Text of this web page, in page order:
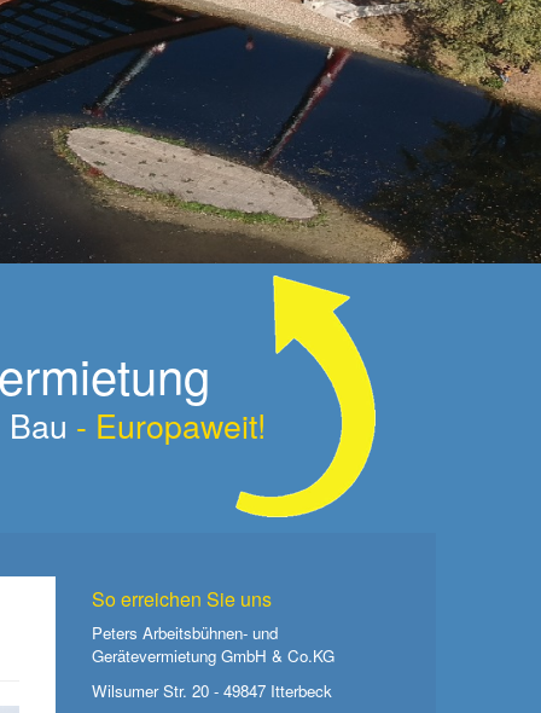
- Europaweit!
So erreichen Sie uns
Peters Arbeitsbühnen- und
Gerätevermietung GmbH & Co.KG
Wilsumer Str. 20 - 49847 Itterbeck